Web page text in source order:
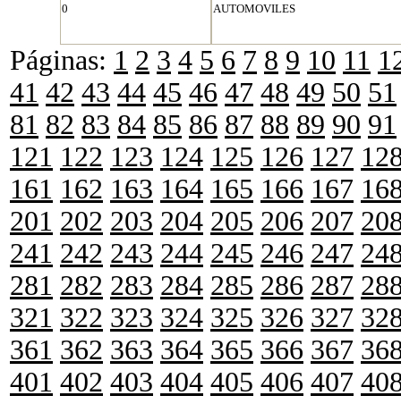
0 AUTOMOVILES
Páginas: 1 2 3 4 5 6 7 8 9 10 11
41 42 43 44 45 46 47 48 49 50 51
81 82 83 84 85 86 87 88 89 90 91
121 122 123 124 125 126 127
161 162 163 164 165 166 167
201 202 203 204 205 206 207
241 242 243 244 245 246 247
281 282 283 284 285 286 287
321 322 323 324 325 326 327
361 362 363 364 365 366 367
401 402 403 404 405 406 407